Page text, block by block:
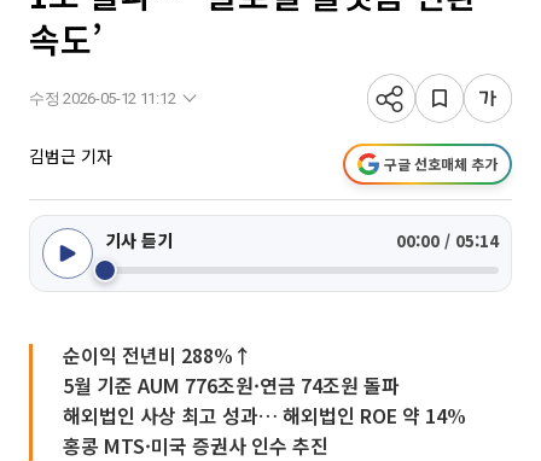
속도’
수정 2026-05-12 11:12
김범근 기자 구글 선호매체 추가
기사 듣기 00:00 / 05:14
순이익 전년비 288%↑
5월 기준 AUM 776조원·연금 74조원 돌파
해외법인 사상 최고 성과… 해외법인 ROE 약 14%
홍콩 MTS·미국 증권사 인수 추진